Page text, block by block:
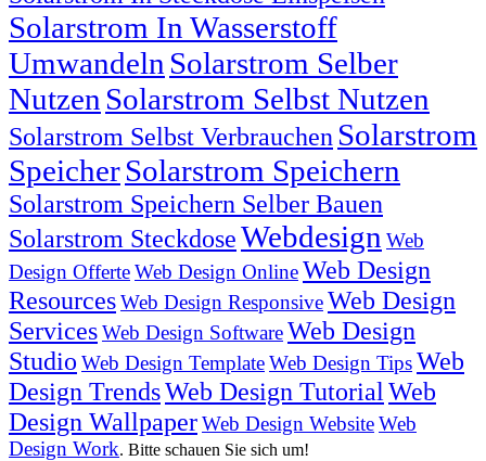
Solarstrom In Wasserstoff
Umwandeln Solarstrom Selber
Nutzen Solarstrom Selbst Nutzen
Solarstrom Selbst Verbrauchen Solarstrom
SpeicherSolarstrom Speichern
Solarstrom Speichern Selber Bauen
Solarstrom SteckdoseWebdesign Web
Design OfferteWeb Design OnlineWeb Design
ResourcesWeb Design ResponsiveWeb Design
ServicesWeb Design SoftwareWeb Design
Studio Web Design TemplateWeb Design TipsWeb
Design TrendsWeb Design Tutorial Web
Design WallpaperWeb Design WebsiteWeb
Design Work. Bitte schauen Sie sich um!